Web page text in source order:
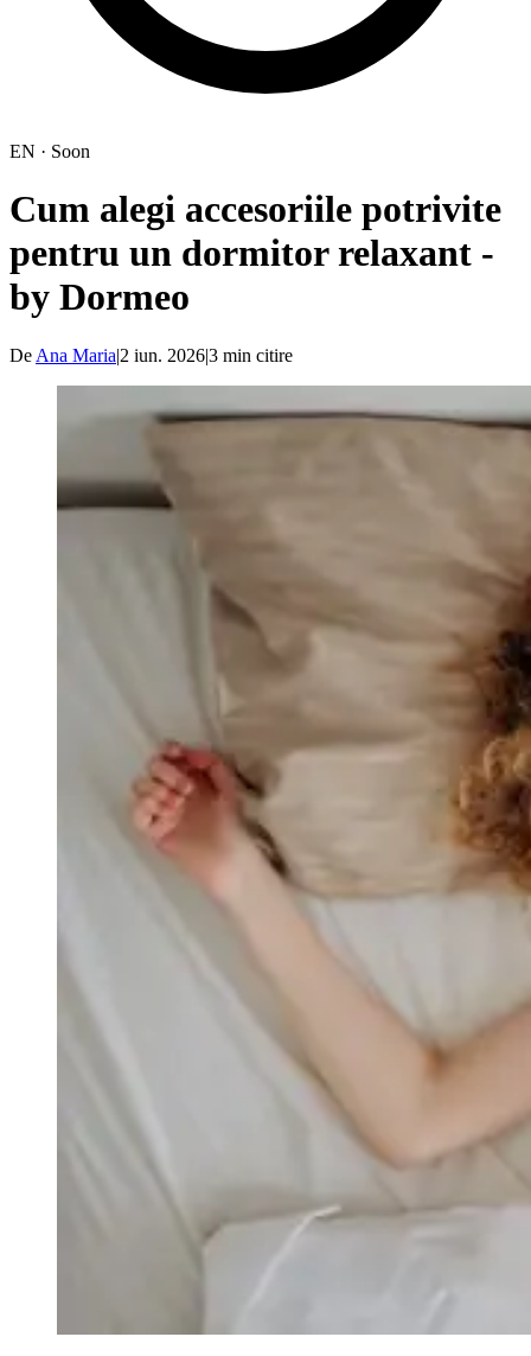
EN · Soon
Cum alegi accesoriile potrivite
pentru un dormitor relaxant -
by Dormeo
De Ana Maria|2 iun. 2026|3 min citire